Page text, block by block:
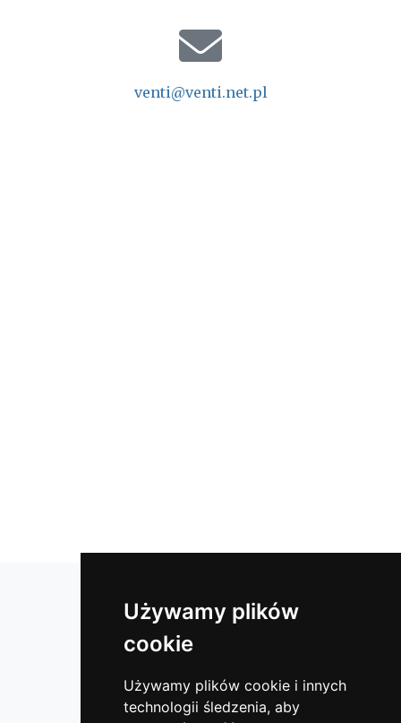
Używamy plików
cookie
Używamy plików cookie i innych
technologii śledzenia, aby
venti@venti.net.pl
Lustra łazienkowe
Lustra okrągłe
Lustra do klubów i sal fitness
Lustra do hotelu